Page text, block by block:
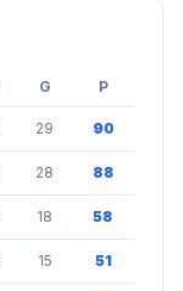
G P
29 90
28 88
18 58
15 51